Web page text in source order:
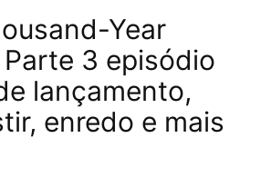
Year
3 episódio
lançamento,
enredo e mais